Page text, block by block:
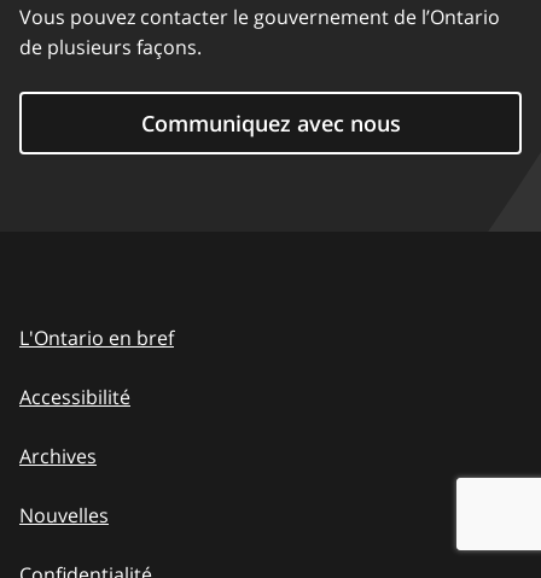
Vous pouvez contacter le gouvernement de l’Ontario
de plusieurs façons.
Communiquez avec nous
L'Ontario en bref
Accessibilité
Archives
Nouvelles